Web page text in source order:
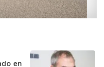
en